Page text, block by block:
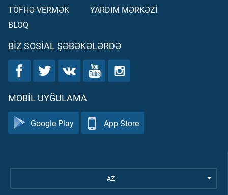
TÖFHƏ VERMƏK
BLOQ
YARDIM MƏRKƏZİ
BIZ SOSIAL ŞƏBƏKƏLƏRDƏ
MOBIL UYĞULAMA
Google Play App Store
AZ